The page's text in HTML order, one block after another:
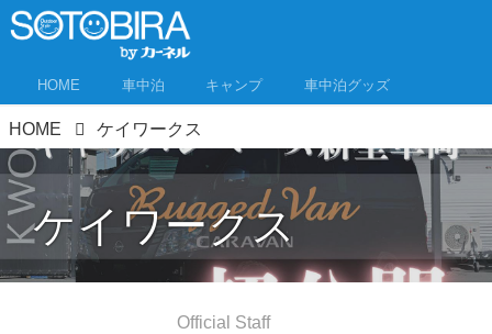
HOME 車中泊 キャンプ 車中泊グッズ
HOME ケイワークス
ケイワークス
Official Staff